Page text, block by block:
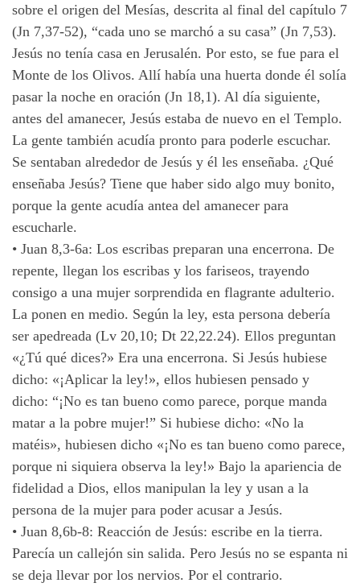
sobre el origen del Mesías, descrita al final del capítulo 7
(Jn 7,37-52), “cada uno se marchó a su casa” (Jn 7,53).
Jesús no tenía casa en Jerusalén. Por esto, se fue para el
Monte de los Olivos. Allí había una huerta donde él solía
pasar la noche en oración (Jn 18,1). Al día siguiente,
antes del amanecer, Jesús estaba de nuevo en el Templo.
La gente también acudía pronto para poderle escuchar.
Se sentaban alrededor de Jesús y él les enseñaba. ¿Qué
enseñaba Jesús? Tiene que haber sido algo muy bonito,
porque la gente acudía antea del amanecer para
escucharle.
• Juan 8,3-6a: Los escribas preparan una encerrona. De
repente, llegan los escribas y los fariseos, trayendo
consigo a una mujer sorprendida en flagrante adulterio.
La ponen en medio. Según la ley, esta persona debería
ser apedreada (Lv 20,10; Dt 22,22.24). Ellos preguntan
«¿Tú qué dices?» Era una encerrona. Si Jesús hubiese
dicho: «¡Aplicar la ley!», ellos hubiesen pensado y
dicho: “¡No es tan bueno como parece, porque manda
matar a la pobre mujer!” Si hubiese dicho: «No la
matéis», hubiesen dicho «¡No es tan bueno como parece,
porque ni siquiera observa la ley!» Bajo la apariencia de
fidelidad a Dios, ellos manipulan la ley y usan a la
persona de la mujer para poder acusar a Jesús.
• Juan 8,6b-8: Reacción de Jesús: escribe en la tierra.
Parecía un callejón sin salida. Pero Jesús no se espanta ni
se deja llevar por los nervios. Por el contrario.